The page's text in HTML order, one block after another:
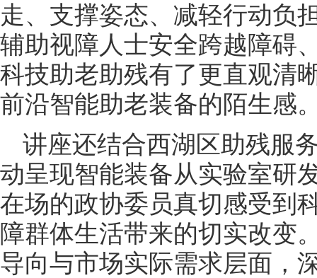
走、支撑姿态、减轻行动负
辅助视障人士安全跨越障碍
科技助老助残有了更直观清
前沿智能助老装备的陌生感
讲座还结合西湖区助残服
动呈现智能装备从实验室研
在场的政协委员真切感受到
障群体生活带来的切实改变
导向与市场实际需求层面，